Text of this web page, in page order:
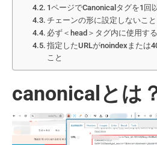
1ページでCanonicalタグを1回
チェーンの形に設定しないこと
必ず＜head＞タグ内に使用す
指定したURLがnoindexまたは
こと
canonicalとは